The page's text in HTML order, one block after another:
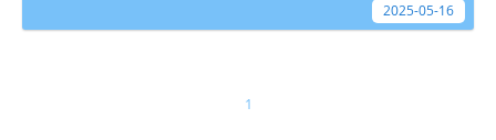
2025-05-16
1